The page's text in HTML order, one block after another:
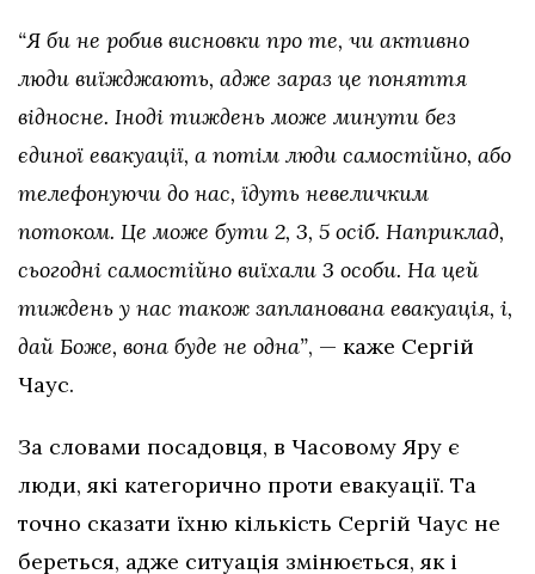
“Я би не робив висновки про те, чи активно
люди виїжджають, адже зараз це поняття
відносне. Іноді тиждень може минути без
єдиної евакуації, а потім люди самостійно, або
телефонуючи до нас, їдуть невеличким
потоком. Це може бути 2, 3, 5 осіб. Наприклад,
сьогодні самостійно виїхали 3 особи. На цей
тиждень у нас також запланована евакуація, і,
дай Боже, вона буде не одна”, — каже Сергій
Чаус.
За словами посадовця, в Часовому Яру є
люди, які категорично проти евакуації. Та
точно сказати їхню кількість Сергій Чаус не
береться, адже ситуація змінюється, як і